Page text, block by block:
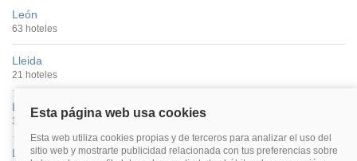
León
63 hoteles
Lleida
21 hoteles
Logroño
39 hoteles
Lugo